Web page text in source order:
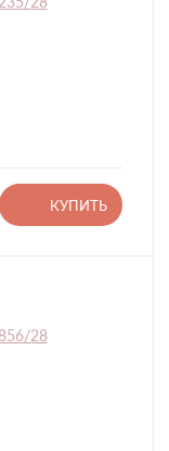
КУПИТЬ